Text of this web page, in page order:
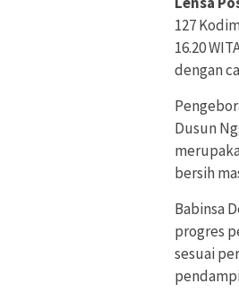
127
16.20
dengan
Dusun
bersih
Babinsa
progres
sesuai